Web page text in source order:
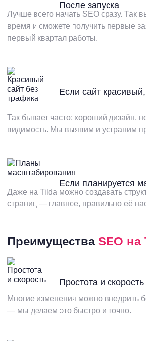
После запуска
Лучше всего начать SEO сразу. Так
время и сможете получить первые
первый квартал работы.
Если сайт
Так бывает часто: хороший дизайн,
видимость. Мы выявим и устраним
Если планируется
Даже на Tilda можно создавать
страниц — главное, правильно её
Преимущества SEO на
Простота и
Многие изменения можно внедрить
— мы делаем это быстро и точно.